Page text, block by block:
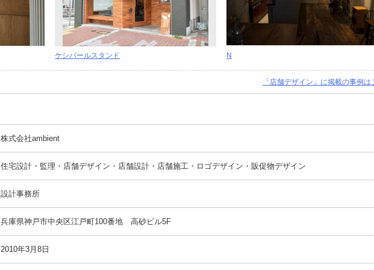
ケシパールスタンド N
「店舗デザイン」に掲載の事例は
株式会社ambient
住宅設計・監理・店舗デザイン・店舗設計・店舗施工・ロゴデザイン・販促物デザイン
設計事務所
兵庫県神戸市中央区江戸町100番地 高砂ビル5F
2010年3月8日